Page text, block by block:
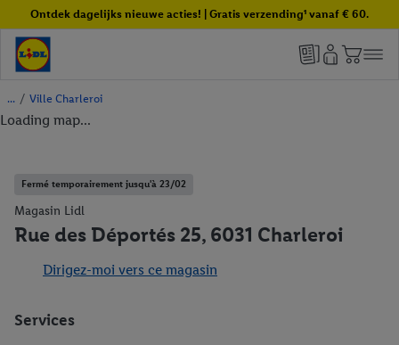
Ontdek dagelijks nieuwe acties! | Gratis verzending¹ vanaf € 60.
/ Ville Charleroi
Loading map...
Fermé temporairement jusqu'à 23/02
Magasin Lidl
Rue des Déportés 25, 6031 Charleroi
Dirigez-moi vers ce magasin
Services